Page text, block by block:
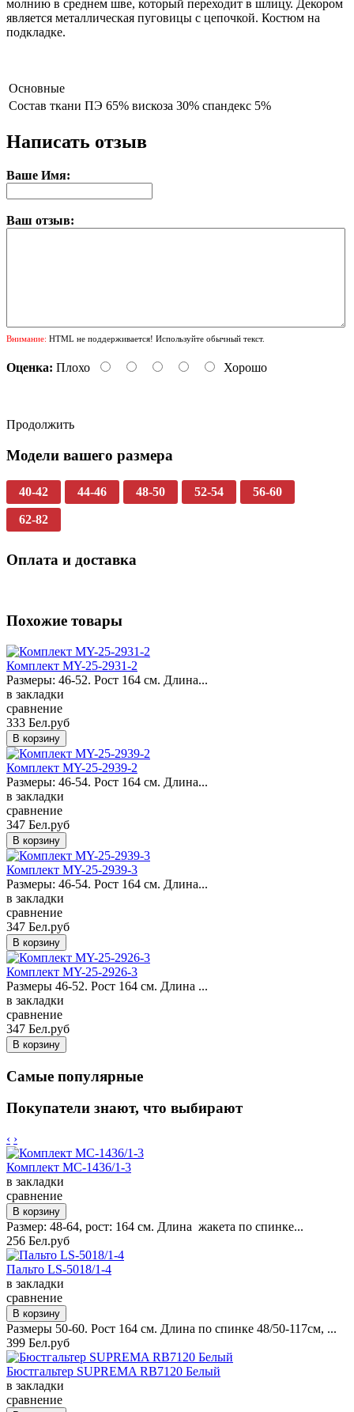
молнию в среднем шве, который переходит в шлицу. Декором
является металлическая пуговицы с цепочкой. Костюм на
подкладке.
Основные
Состав ткани ПЭ 65% вискоза 30% спандекс 5%
Написать отзыв
Ваше Имя:
Ваш отзыв:
Внимание: HTML не поддерживается! Используйте обычный текст.
Оценка: Плохо Хорошо
Продолжить
Модели вашего размера
40-42 44-46 48-50 52-54 56-60
62-82
Оплата и доставка
Похожие товары
Комплект MY-25-2931-2
Размеры: 46-52. Рост 164 см. Длина...
в закладки
сравнение
333 Бел.руб
Комплект MY-25-2939-2
Размеры: 46-54. Рост 164 см. Длина...
в закладки
сравнение
347 Бел.руб
Комплект MY-25-2939-3
Размеры: 46-54. Рост 164 см. Длина...
в закладки
сравнение
347 Бел.руб
Комплект MY-25-2926-3
Размеры 46-52. Рост 164 см. Длина ...
в закладки
сравнение
347 Бел.руб
Самые популярные
Покупатели знают, что выбирают
‹ ›
Комплект MC-1436/1-3
в закладки
сравнение
Размер: 48-64, рост: 164 см. Длина жакета по спинке...
256 Бел.руб
Пальто LS-5018/1-4
в закладки
сравнение
Размеры 50-60. Рост 164 см. Длина по спинке 48/50-117см, ...
399 Бел.руб
Бюстгальтер SUPREMA RB7120 Белый
в закладки
сравнение